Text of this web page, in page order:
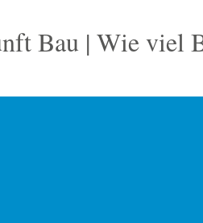
Bau | Wie viel